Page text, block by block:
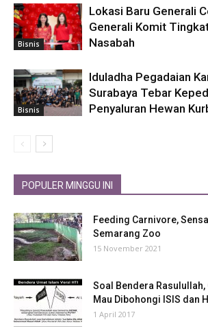
Bisnis
Lokasi Baru Generali
Generali Komit
Nasabah
Bisnis
Iduladha Pegadaian
Surabaya Tebar
Penyaluran Hewan
POPULER MINGGU INI
Feeding Carnivore,
Semarang Zoo
15 November 2021
Soal Bendera
Mau Dibohongi ISIS dan
1 April 2017